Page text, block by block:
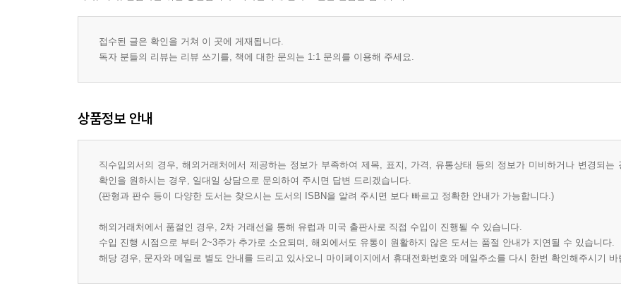
접수된 글은 확인을 거쳐 이 곳에 게재됩니다.
독자 분들의 리뷰는 리뷰 쓰기를, 책에 대한 문의는 1:1 문의를 이용해 주세요.
상품정보 안내
직수입외서의 경우, 해외거래처에서 제공하는 정보가 부족하여 제목, 표지, 가격, 유통상태 등의 정보가 미비하거나 변경되는
확인을 원하시는 경우, 일대일 상담으로 문의하여 주시면 답변 드리겠습니다.
(판형과 판수 등이 다양한 도서는 찾으시는 도서의 ISBN을 알려 주시면 보다 빠르고 정확한 안내가 가능합니다.)
해외거래처에서 품절인 경우, 2차 거래선을 통해 유럽과 미국 출판사로 직접 수입이 진행될 수 있습니다.
수입 진행 시점으로 부터 2~3주가 추가로 소요되며, 해외에서도 유통이 원활하지 않은 도서는 품절 안내가 지연될 수 있습니다.
해당 경우, 문자와 메일로 별도 안내를 드리고 있사오니 마이페이지에서 휴대전화번호와 메일주소를 다시 한번 확인해주시기 바